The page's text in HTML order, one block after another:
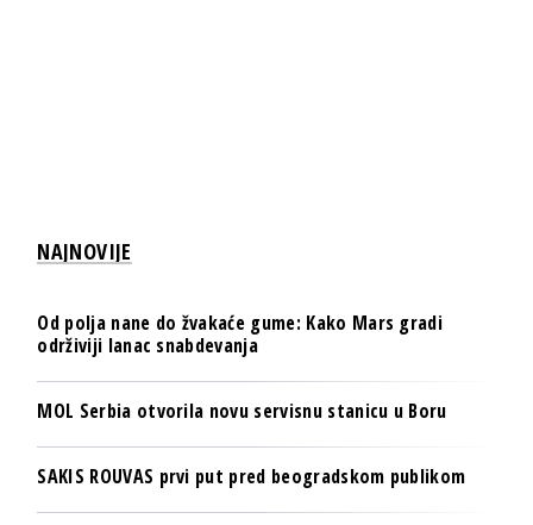
NAJNOVIJE
Od polja nane do žvakaće gume: Kako Mars gradi
održiviji lanac snabdevanja
MOL Serbia otvorila novu servisnu stanicu u Boru
SAKIS ROUVAS prvi put pred beogradskom publikom